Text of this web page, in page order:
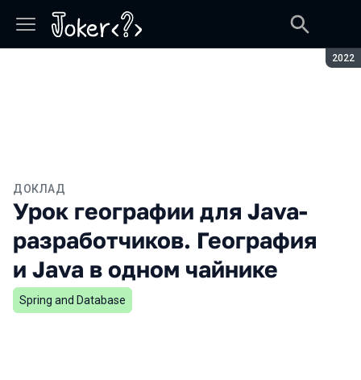
2022
ДОКЛАД
Урок географии для Java-
разработчиков. География
и Java в одном чайнике
Spring and Database